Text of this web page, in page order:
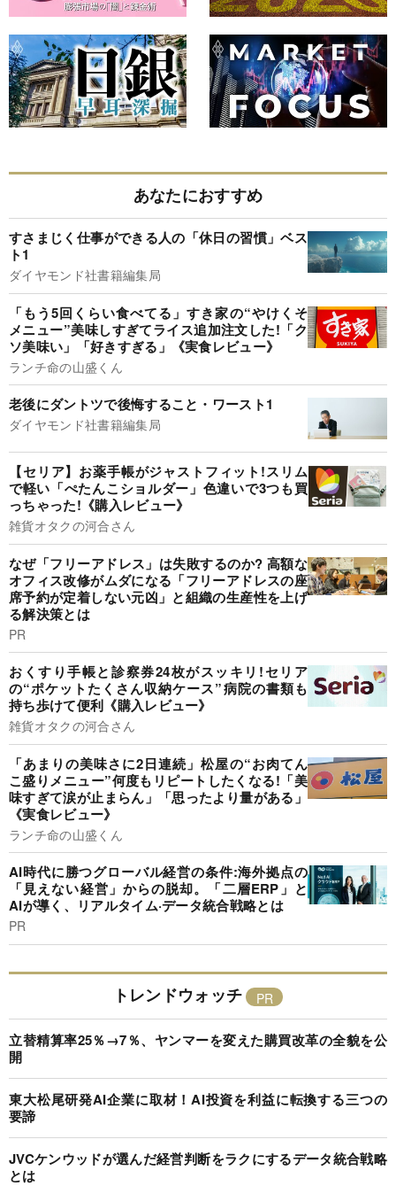
あなたにおすすめ
すさまじく仕事ができる人の「休日の習慣」ベス
ト1
ダイヤモンド社書籍編集局
「もう5回くらい食べてる」すき家の“やけくそ
メニュー”美味しすぎてライス追加注文した!「ク
ソ美味い」「好きすぎる」《実食レビュー》
ランチ命の山盛くん
老後にダントツで後悔すること・ワースト1
ダイヤモンド社書籍編集局
【セリア】お薬手帳がジャストフィット!スリム
で軽い「ぺたんこショルダー」色違いで3つも買
っちゃった!《購入レビュー》
雑貨オタクの河合さん
なぜ「フリーアドレス」は失敗するのか? 高額な
オフィス改修がムダになる「フリーアドレスの座
席予約が定着しない元凶」と組織の生産性を上げ
る解決策とは
PR
おくすり手帳と診察券24枚がスッキリ!セリア
の“ポケットたくさん収納ケース”病院の書類も
持ち歩けて便利《購入レビュー》
雑貨オタクの河合さん
「あまりの美味さに2日連続」松屋の“お肉てん
こ盛りメニュー”何度もリピートしたくなる!「美
味すぎて涙が止まらん」「思ったより量がある」
《実食レビュー》
ランチ命の山盛くん
AI時代に勝つグローバル経営の条件:海外拠点の
「見えない経営」からの脱却。「二層ERP」と
AIが導く、リアルタイム·データ統合戦略とは
PR
トレンドウォッチ
立替精算率25％→7％、ヤンマーを変えた購買改革の全貌を公
開
東大松尾研発AI企業に取材！AI投資を利益に転換する三つの
要諦
JVCケンウッドが選んだ経営判断をラクにするデータ統合戦略
とは